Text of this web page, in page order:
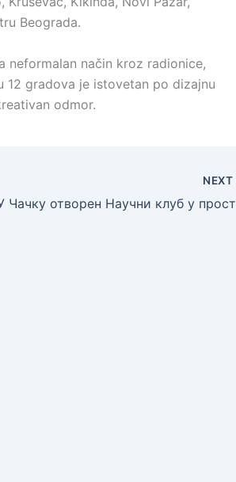
Beograda.
neformalan način kroz radionice,
12 gradova je istovetan po dizajnu
odmor.
NEXT